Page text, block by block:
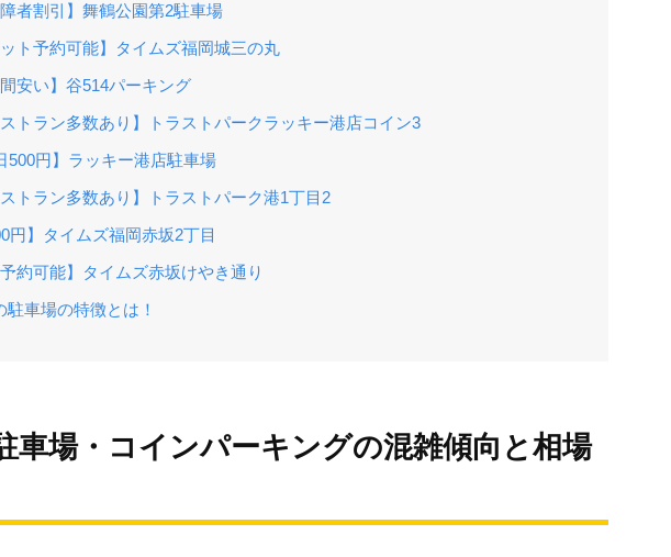
者割引】舞鶴公園第2駐車場
ト予約可能】タイムズ福岡城三の丸
安い】谷514パーキング
トラン多数あり】トラストパークラッキー港店コイン3
500円】ラッキー港店駐車場
トラン多数あり】トラストパーク港1丁目2
円】タイムズ福岡赤坂2丁目
約可能】タイムズ赤坂けやき通り
車場の特徴とは！
車場・コインパーキングの混雑傾向と相場